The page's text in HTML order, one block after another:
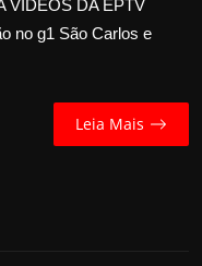
VÍDEOS DA EPTV
no g1 São Carlos e
Leia Mais